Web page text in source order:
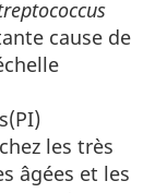
cause de
les très
âgées et les